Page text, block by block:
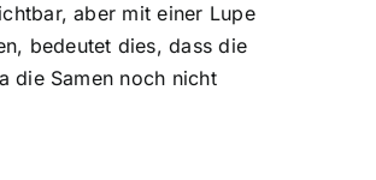
aber mit einer Lupe
bedeutet dies, dass die
die Samen noch nicht